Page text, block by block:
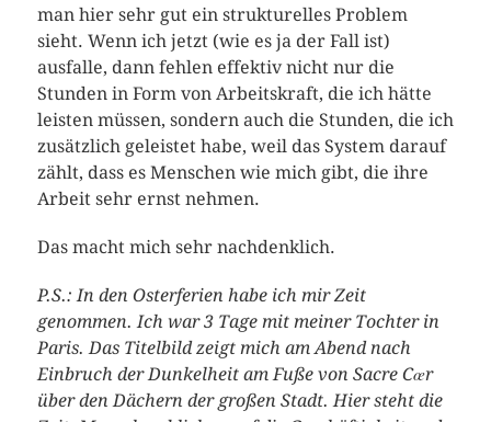
man hier sehr gut ein strukturelles Problem
sieht. Wenn ich jetzt (wie es ja der Fall ist)
ausfalle, dann fehlen effektiv nicht nur die
Stunden in Form von Arbeitskraft, die ich hätte
leisten müssen, sondern auch die Stunden, die ich
zusätzlich geleistet habe, weil das System darauf
zählt, dass es Menschen wie mich gibt, die ihre
Arbeit sehr ernst nehmen.
Das macht mich sehr nachdenklich.
P.S.: In den Osterferien habe ich mir Zeit
genommen. Ich war 3 Tage mit meiner Tochter in
Paris. Das Titelbild zeigt mich am Abend nach
Einbruch der Dunkelheit am Fuße von Sacre Cœr
über den Dächern der großen Stadt. Hier steht die